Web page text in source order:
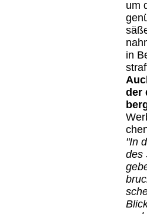
um
in
der
"In
des